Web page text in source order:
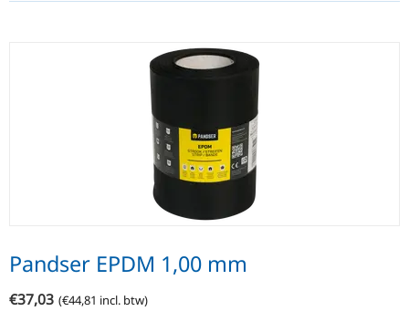
Pandser EPDM 1,00 mm
€37,03 (€44,81 incl. btw)